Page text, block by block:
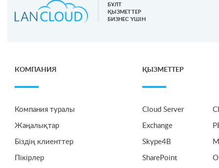
БҰЛТ
ҚЫЗМЕТТЕР
БИЗНЕС ҮШІН
КОМПАНИЯ
Компания туралы
Жаңалықтар
Біздің клиенттер
Пікірлер
ҚЫЗМЕТТЕР
Cloud Server
Exchange
Skype4B
SharePoint